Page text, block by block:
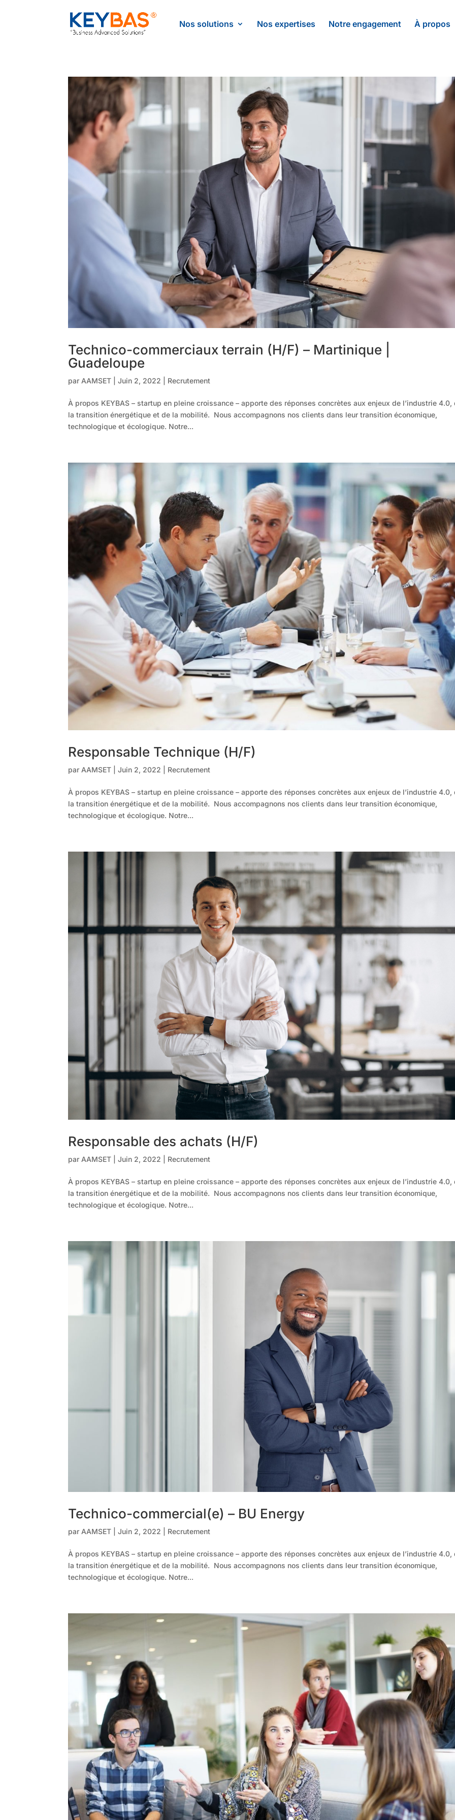
Nos solutions Nos expertises Notre engagement À propos
Technico-commerciaux terrain (H/F) – Martinique |
Guadeloupe
par AAMSET |Juin 2, 2022 Recrutement
À propos KEYBAS – startup en pleine croissance – apporte des réponses concrètes aux enjeux de l’industrie 4.0,
la transition énergétique et de la mobilité. Nous accompagnons nos clients dans leur transition économique,
technologique et écologique. Notre...
Responsable Technique (H/F)
par AAMSET |Juin 2, 2022 Recrutement
À propos KEYBAS – startup en pleine croissance – apporte des réponses concrètes aux enjeux de l’industrie 4.0,
la transition énergétique et de la mobilité. Nous accompagnons nos clients dans leur transition économique,
technologique et écologique. Notre...
Responsable des achats (H/F)
par AAMSET |Juin 2, 2022 Recrutement
À propos KEYBAS – startup en pleine croissance – apporte des réponses concrètes aux enjeux de l’industrie 4.0,
la transition énergétique et de la mobilité. Nous accompagnons nos clients dans leur transition économique,
technologique et écologique. Notre...
Technico-commercial(e) – BU Energy
parAAMSET |Juin 2, 2022 Recrutement
À propos KEYBAS – startup en pleine croissance – apporte des réponses concrètes aux enjeux de l’industrie 4.0,
la transition énergétique et de la mobilité. Nous accompagnons nos clients dans leur transition économique,
technologique et écologique. Notre...